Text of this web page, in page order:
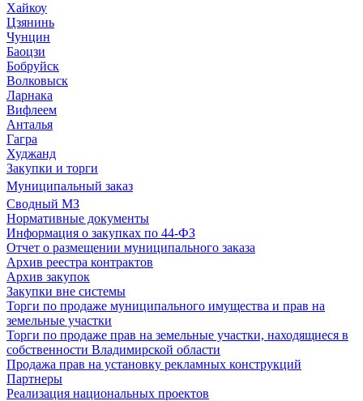
Хайкоу
Цзянинь
Чунцин
Баоцзи
Бобруйск
Волковыск
Ларнака
Вифлеем
Анталья
Гагра
Худжанд
Закупки и торги
Муниципальный заказ
Сводный МЗ
Нормативные документы
Информация о закупках по 44-ФЗ
Отчет о размещении муниципального заказа
Архив реестра контрактов
Архив закупок
Закупки вне системы
Торги по продаже муниципального имущества и прав на
земельные участки
Торги по продаже прав на земельные участки, находящиеся в
собственности Владимирской области
Продажа прав на установку рекламных конструкций
Партнеры
Реализация национальных проектов